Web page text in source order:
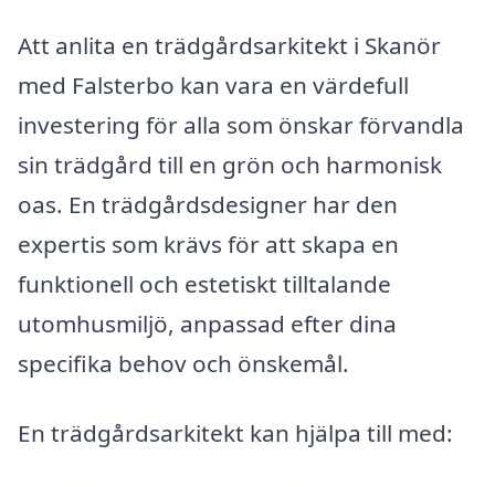
Att anlita en trädgårdsarkitekt i Skanör
med Falsterbo kan vara en värdefull
investering för alla som önskar förvandla
sin trädgård till en grön och harmonisk
oas. En trädgårdsdesigner har den
expertis som krävs för att skapa en
funktionell och estetiskt tilltalande
utomhusmiljö, anpassad efter dina
specifika behov och önskemål.
En trädgårdsarkitekt kan hjälpa till med: